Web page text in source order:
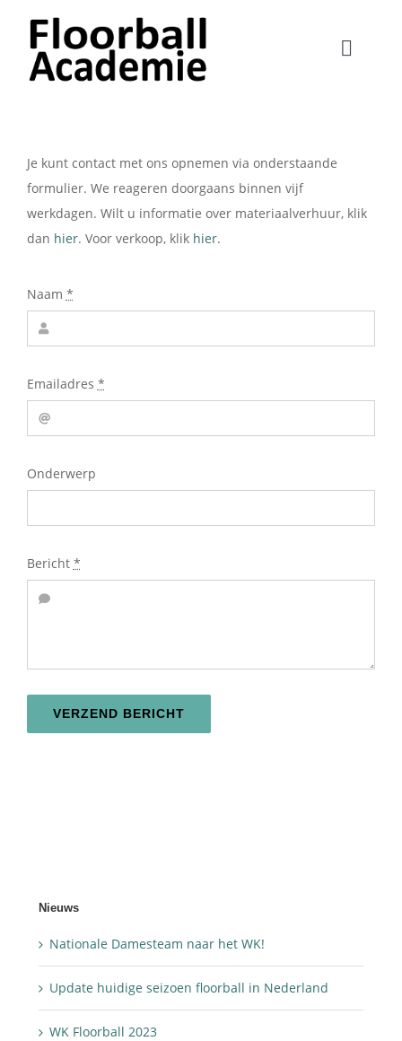
inhoud
Toggle
Lessen
Verkoop
Je kunt contact met ons opnemen via onderstaande
formulier. We reageren doorgaans binnen vijf
werkdagen. Wilt u informatie over materiaalverhuur, klik
dan hier. Voor verkoop, klik hier.
Naam *
Emailadres *
Onderwerp
Bericht *
VERZEND BERICHT
Nieuws
Nationale Damesteam naar het WK!
Update huidige seizoen floorball in Nederland
WK Floorball 2023